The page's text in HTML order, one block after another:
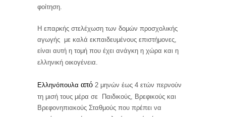
φοίτηση.
Η επαρκής στελέχωση των δομών προσχολικής
αγωγής με καλά εκπαιδευμένους επιστήμονες,
είναι αυτή η τομή που έχει ανάγκη η χώρα και η
ελληνική οικογένεια.
Ελληνόπουλα από 2 μηνών έως 4 ετών περνούν
τη μισή τους μέρα σε Παιδικούς, Βρεφικούς και
Βρεφονηπιακούς Σταθμούς που πρέπει να